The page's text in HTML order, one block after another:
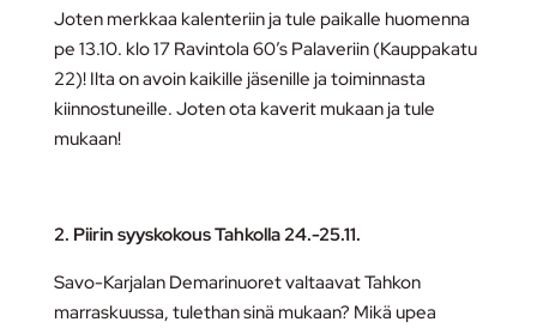
Joten merkkaa kalenteriin ja tule paikalle huomenna
pe 13.10. klo 17 Ravintola 60’s Palaveriin (Kauppakatu
22)! Ilta on avoin kaikille jäsenille ja toiminnasta
kiinnostuneille. Joten ota kaverit mukaan ja tule
mukaan!
2. Piirin syyskokous Tahkolla 24.-25.11.
Savo-Karjalan Demarinuoret valtaavat Tahkon
marraskuussa, tulethan sinä mukaan? Mikä upea